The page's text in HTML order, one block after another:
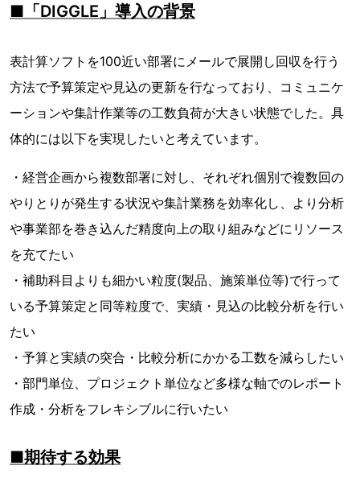
■「DIGGLE」導入の背景
表計算ソフトを100近い部署にメールで展開し回収を行う
方法で予算策定や見込の更新を行なっており、コミュニケ
ーションや集計作業等の工数負荷が大きい状態でした。具
体的には以下を実現したいと考えています。
・経営企画から複数部署に対し、それぞれ個別で複数回の
やりとりが発生する状況や集計業務を効率化し、より分析
や事業部を巻き込んだ精度向上の取り組みなどにリソース
を充てたい
・補助科目よりも細かい粒度(製品、施策単位等)で行って
いる予算策定と同等粒度で、実績・見込の比較分析を行い
たい
・予算と実績の突合・比較分析にかかる工数を減らしたい
・部門単位、プロジェクト単位など多様な軸でのレポート
作成・分析をフレキシブルに行いたい
■期待する効果